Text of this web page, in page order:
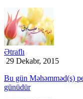
Ətraflı
29 Dekabr, 2015
Bu gün Məhəmməd(s)
günüdür